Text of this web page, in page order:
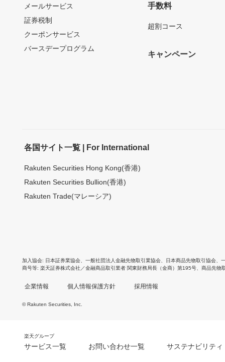
メールサービス
証券税制
クーポンサービス
バースデープログラム
手数料
超割コース
キャンペーン
各国サイト一覧 | For International
Rakuten Securities Hong Kong(香港)
Rakuten Securities Bullion(香港)
Rakuten Trade(マレーシア)
加入協会 日本証券業協会、 一般社団法人金融先物取引業協会、 日本商品先物取引協会、
商号等 楽天証券株式会社／金融商品取引業者 関東財務局長（金商）第195号、商品先物
企業情報 個人情報保護方針 採用情報
© Rakuten Securities, Inc.
楽天グループ
サービス一覧 お問い合わせ一覧 サステナビリティ